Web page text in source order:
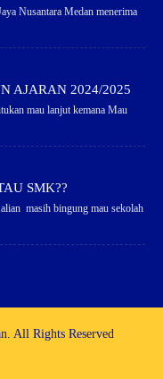
Nusantara Medan menerima
AJARAN 2024/2025
mau lanjut kemana Mau
SMK??
masih bingung mau sekolah
All Rights Reserved